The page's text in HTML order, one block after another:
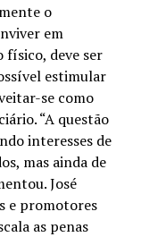
o
em
físico, deve ser
estimular
se como
“A questão
interesses de
mas ainda de
José
e promotores
as penas